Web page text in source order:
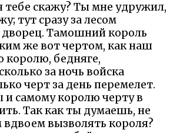
тебе скажу? Ты мне удружил,
тут сразу за лесом
дворец. Тамошний король
же вот чертом, как наш
королю, бедняге,
за ночь войска
черт за день перемелет.
и самому королю черту в
Так как ты думаешь, не
вызволять короля?